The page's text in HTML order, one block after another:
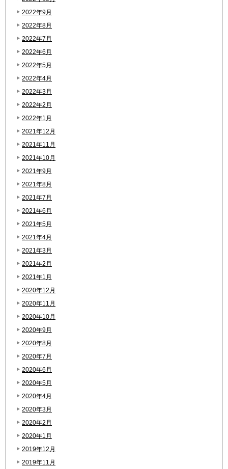
2022年9月
2022年8月
2022年7月
2022年6月
2022年5月
2022年4月
2022年3月
2022年2月
2022年1月
2021年12月
2021年11月
2021年10月
2021年9月
2021年8月
2021年7月
2021年6月
2021年5月
2021年4月
2021年3月
2021年2月
2021年1月
2020年12月
2020年11月
2020年10月
2020年9月
2020年8月
2020年7月
2020年6月
2020年5月
2020年4月
2020年3月
2020年2月
2020年1月
2019年12月
2019年11月